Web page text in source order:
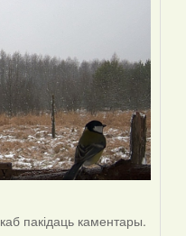
каб пакідаць каментары.